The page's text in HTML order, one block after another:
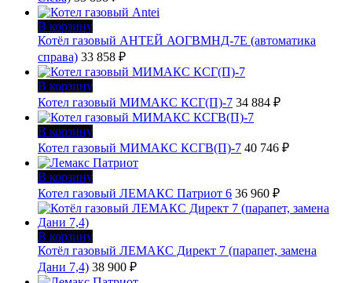
В корзину
Котёл газовый АНТЕЙ АОГВМНД-7Е (автоматика
справа) 33 858 ₽
В корзину
Котел газовый МИМАКС КСГ(П)-7 34 884 ₽
В корзину
Котел газовый МИМАКС КСГВ(П)-7 40 746 ₽
В корзину
Котел газовый ЛЕМАКС Патриот 6 36 960 ₽
В корзину
Котёл газовый ЛЕМАКС Директ 7 (парапет, замена
Дани 7,4) 38 900 ₽